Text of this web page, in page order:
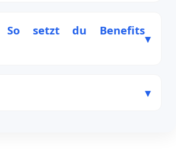
So setzt du Benefits